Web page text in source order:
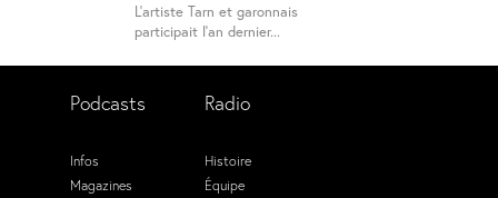
L’artiste Tarn et garonnais
participait l’an dernier...
Podcasts
Infos
Magazines
Radio
Histoire
Équipe